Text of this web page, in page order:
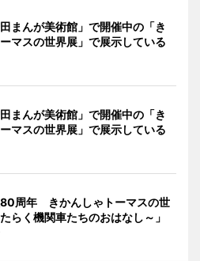
田まんが美術館」で開催中の「き
マスの世界展」で展示している
田まんが美術館」で開催中の「き
マスの世界展」で展示している
80周年 きかんしゃトーマスの世
らく機関車たちのおはなし～」